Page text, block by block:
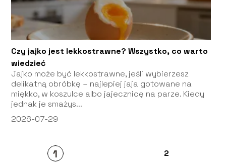
Czy jajko jest lekkostrawne? Wszystko, co warto
wiedzieć
Jajko może być lekkostrawne, jeśli wybierzesz
delikatną obróbkę – najlepiej jaja gotowane na
miękko, w koszulce albo jajecznicę na parze. Kiedy
jednak je smażys...
2026-07-29
1 2